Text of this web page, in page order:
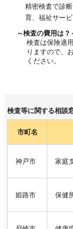
精密検査で診
育、福祉サー
～検査の費用は？
検査は保険適
りますので、
ください。
検査等に関する相談
市町名
神戸市 家庭
姫路市 保健